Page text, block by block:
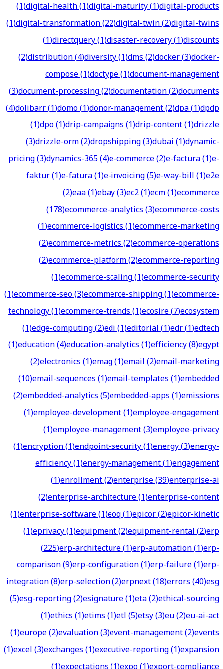
(1)digital-health(1)digital-maturity(1)digital-products
(1)digital-transformation(22)digital-twin(2)digital-twins
(1)directquery(1)disaster-recovery(1)discounts
(2)distribution(4)diversity(1)dms(2)docker(3)docker-
compose(1)doctype(1)document-management
(3)document-processing(2)documentation(2)documents
(4)dolibarr(1)domo(1)donor-management(2)dpa(1)dpdp
(1)dpo(1)drip-campaigns(1)drip-content(1)drizzle
(3)drizzle-orm(2)dropshipping(3)dubai(1)dynamic-
pricing(3)dynamics-365(4)e-commerce(2)e-factura(1)e-
faktur(1)e-fatura(1)e-invoicing(5)e-way-bill(1)e2e
(2)eaa(1)ebay(3)ec2(1)ecm(1)ecommerce
(178)ecommerce-analytics(3)ecommerce-costs
(1)ecommerce-logistics(1)ecommerce-marketing
(2)ecommerce-metrics(2)ecommerce-operations
(2)ecommerce-platform(2)ecommerce-reporting
(1)ecommerce-scaling(1)ecommerce-security
(1)ecommerce-seo(3)ecommerce-shipping(1)ecommerce-
technology(1)ecommerce-trends(1)ecosire(7)ecosystem
(1)edge-computing(2)edi(1)editorial(1)edr(1)edtech
(1)education(4)education-analytics(1)efficiency(8)egypt
(2)electronics(1)emag(1)email(2)email-marketing
(10)email-sequences(1)email-templates(1)embedded
(2)embedded-analytics(5)embedded-apps(1)emissions
(1)employee-development(1)employee-engagement
(1)employee-management(3)employee-privacy
(1)encryption(1)endpoint-security(1)energy(3)energy-
efficiency(1)energy-management(1)engagement
(1)enrollment(2)enterprise(39)enterprise-ai
(2)enterprise-architecture(1)enterprise-content
(1)enterprise-software(1)eoq(1)epicor(2)epicor-kinetic
(1)eprivacy(1)equipment(2)equipment-rental(2)erp
(225)erp-architecture(1)erp-automation(1)erp-
comparison(9)erp-configuration(1)erp-failure(1)erp-
integration(8)erp-selection(2)erpnext(18)errors(40)esg
(5)esg-reporting(2)esignature(1)eta(2)ethical-sourcing
(1)ethics(1)etims(1)etl(5)etsy(3)eu(2)eu-ai-act
(1)europe(2)evaluation(3)event-management(2)events
(1)excel(3)exchanges(1)executive-reporting(1)expansion